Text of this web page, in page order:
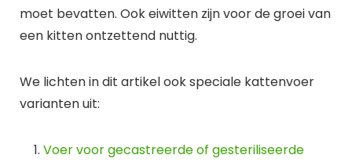
moet bevatten. Ook eiwitten zijn voor de groei van
een kitten ontzettend nuttig.
We lichten in dit artikel ook speciale kattenvoer
varianten uit:
Voer voor gecastreerde of gesteriliseerde